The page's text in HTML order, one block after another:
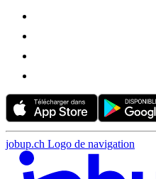
jobup.ch Logo de navigation